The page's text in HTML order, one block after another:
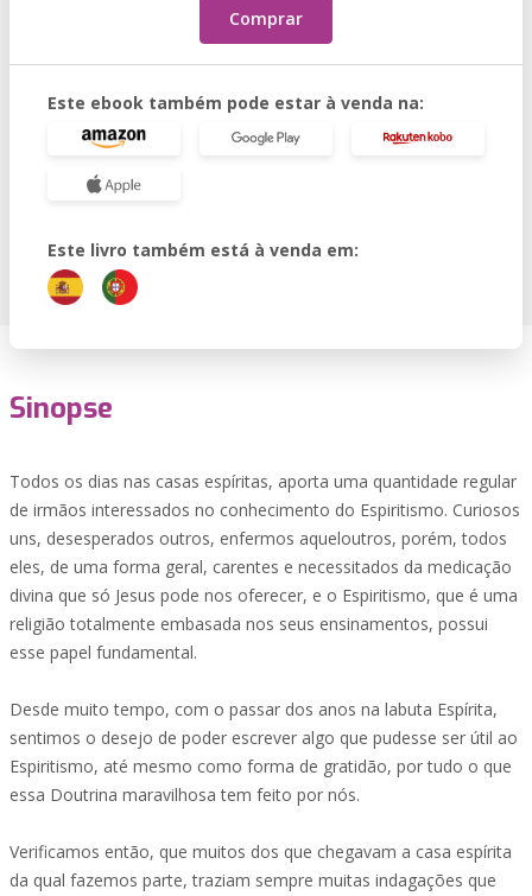
Comprar
Este ebook também pode estar à venda na:
Este livro também está à venda em:
Sinopse
Todos os dias nas casas espíritas, aporta uma quantidade regular
de irmãos interessados no conhecimento do Espiritismo. Curiosos
uns, desesperados outros, enfermos aqueloutros, porém, todos
eles, de uma forma geral, carentes e necessitados da medicação
divina que só Jesus pode nos oferecer, e o Espiritismo, que é uma
religião totalmente embasada nos seus ensinamentos, possui
esse papel fundamental.
Desde muito tempo, com o passar dos anos na labuta Espírita,
sentimos o desejo de poder escrever algo que pudesse ser útil ao
Espiritismo, até mesmo como forma de gratidão, por tudo o que
essa Doutrina maravilhosa tem feito por nós.
Verificamos então, que muitos dos que chegavam a casa espírita
da qual fazemos parte, traziam sempre muitas indagações que